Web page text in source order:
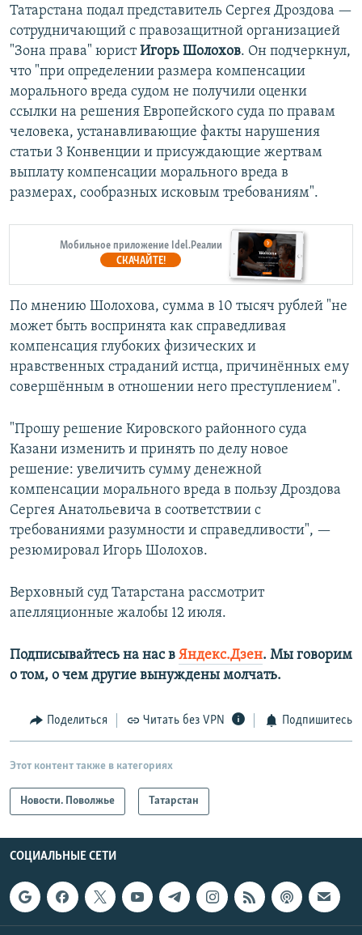
Татарстана подал представитель Сергея Дроздова —
сотрудничающий с правозащитной организацией
"Зона права" юристИгорь Шолохов. Он подчеркнул,
что "при определении размера компенсации
морального вреда судом не получили оценки
ссылки на решения Европейского суда по правам
человека, устанавливающие факты нарушения
статьи 3 Конвенции и присуждающие жертвам
выплату компенсации морального вреда в
размерах, сообразных исковым требованиям".
Мобильное приложение Idel.Реалии
СКАЧАЙТЕ!
По мнению Шолохова, сумма в 10 тысяч рублей "не
может быть воспринята как справедливая
компенсация глубоких физических и
нравственных страданий истца, причинённых ему
совершённым в отношении него преступлением".
"Прошу решение Кировского районного суда
Казани изменить и принять по делу новое
решение: увеличить сумму денежной
компенсации морального вреда в пользу Дроздова
Сергея Анатольевича в соответствии с
требованиями разумности и справедливости", —
резюмировал Игорь Шолохов.
Верховный суд Татарстана рассмотрит
апелляционные жалобы 12 июля.
Подписывайтесь на нас в Яндекс.Дзен. Мы говорим
о том, о чем другие вынуждены молчать.
Поделиться Читать без VPN Подпишитесь
Этот контент также в категориях
Новости. Поволжье Татарстан
СОЦИАЛЬНЫЕ СЕТИ